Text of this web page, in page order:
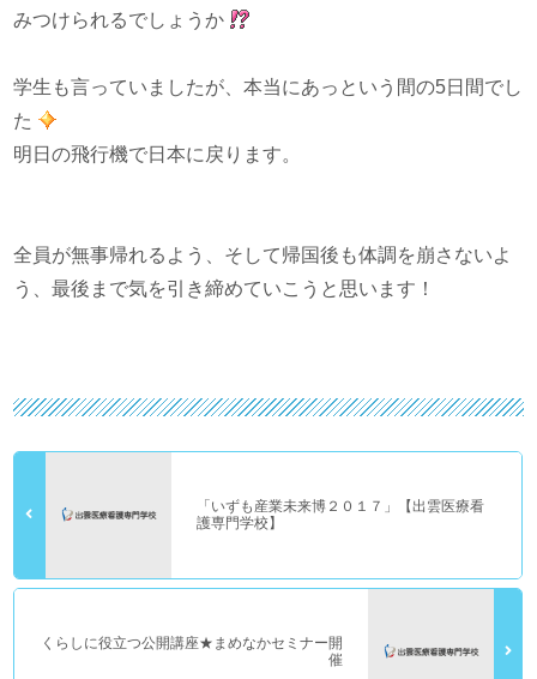
みつけられるでしょうか
学生も言っていましたが、本当にあっという間の5日間でし
た
明日の飛行機で日本に戻ります。
全員が無事帰れるよう、そして帰国後も体調を崩さないよ
う、最後まで気を引き締めていこうと思います！
「いずも産業未来博２０１７」【出雲医療看
護専門学校】
くらしに役立つ公開講座★まめなかセミナー開
催